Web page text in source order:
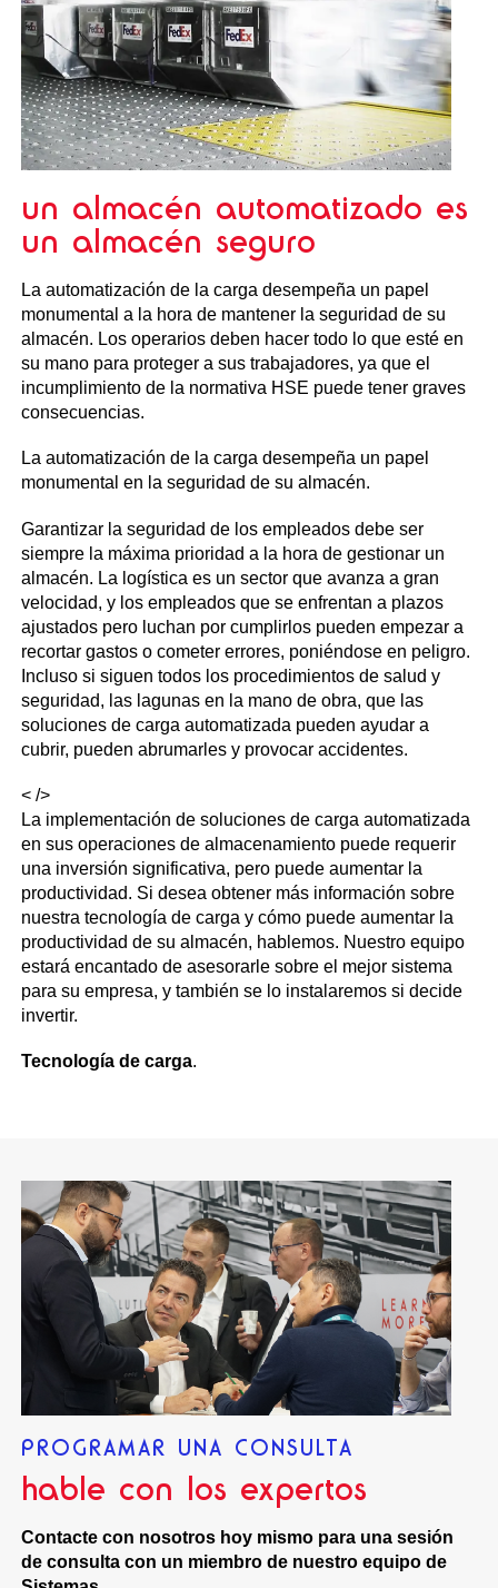
un almacén automatizado es
un almacén seguro
La automatización de la carga desempeña un papel
monumental a la hora de mantener la seguridad de su
almacén. Los operarios deben hacer todo lo que esté en
su mano para proteger a sus trabajadores, ya que el
incumplimiento de la normativa HSE puede tener graves
consecuencias.
La automatización de la carga desempeña un papel
monumental en la seguridad de su almacén.
Garantizar la seguridad de los empleados debe ser
siempre la máxima prioridad a la hora de gestionar un
almacén. La logística es un sector que avanza a gran
velocidad, y los empleados que se enfrentan a plazos
ajustados pero luchan por cumplirlos pueden empezar a
recortar gastos o cometer errores, poniéndose en peligro.
Incluso si siguen todos los procedimientos de salud y
seguridad, las lagunas en la mano de obra, que las
soluciones de carga automatizada pueden ayudar a
cubrir, pueden abrumarles y provocar accidentes.
< />
La implementación de soluciones de carga automatizada
en sus operaciones de almacenamiento puede requerir
una inversión significativa, pero puede aumentar la
productividad. Si desea obtener más información sobre
nuestra tecnología de carga y cómo puede aumentar la
productividad de su almacén, hablemos. Nuestro equipo
estará encantado de asesorarle sobre el mejor sistema
para su empresa, y también se lo instalaremos si decide
invertir.
Tecnología de carga.
PROGRAMAR UNA CONSULTA
hable con los expertos
Contacte con nosotros hoy mismo para una sesión
de consulta con un miembro de nuestro equipo de